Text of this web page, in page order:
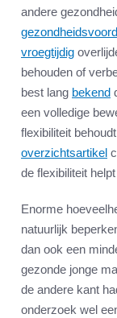
andere
vroegtijdig
behouden of
best lang bekend
een volledige
flexibiliteit
overzichtsartikel
de flexibiliteit
Enorme
natuurlijk
dan ook een
gezonde jonge
de andere kant
onderzoek wel